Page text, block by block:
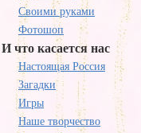
Своими руками
Фотошоп
И что касается нас
Настоящая Россия
Загадки
Игры
Наше творчество